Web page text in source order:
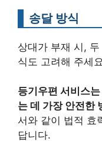
송달 방식
상대가 부재 시,
식도 고려해 주세
등기우편 서비스
는 데 가장 안전한
서와 같이 법적 효
답니다.